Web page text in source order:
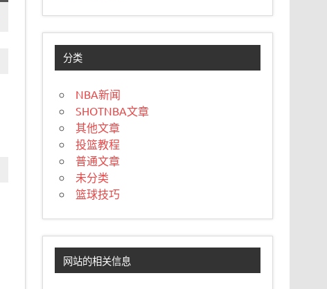
分类
NBA新闻
SHOTNBA文章
其他文章
投篮教程
普通文章
未分类
篮球技巧
网站的相关信息